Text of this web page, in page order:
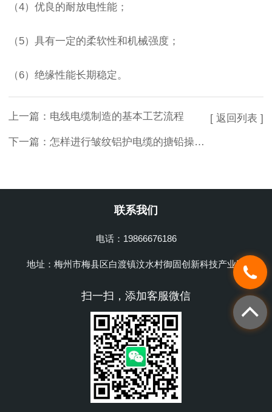
（4）优良的耐放电性能；
（5）具有一定的柔软性和机械强度；
（6）绝缘性能长期稳定。
上一篇： 电线电缆制造的基本工艺流程
下一篇： 怎样进行皱纹铝护电缆的搪铅操作？
[ 返回列表 ]
联系我们
电话：19866676186
地址：梅州市梅县区白渡镇汶水村御固创新科技产业园
扫一扫，添加客服微信